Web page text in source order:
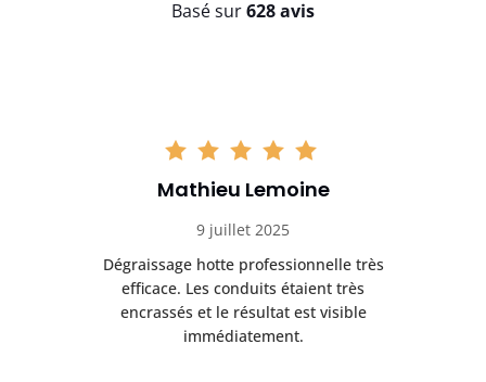
Basé sur628 avis
Mathieu Lemoine
9 juillet 2025
Dégraissage hotte professionnelle très
efficace. Les conduits étaient très
encrassés et le résultat est visible
immédiatement.